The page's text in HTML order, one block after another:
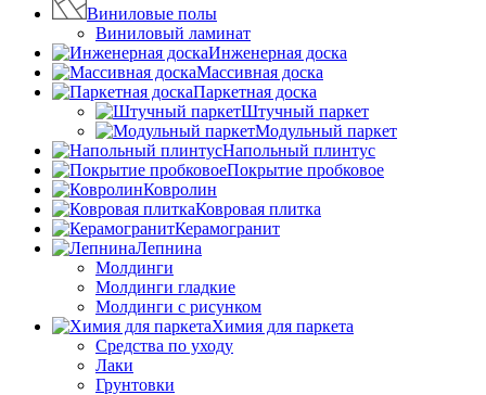
Виниловые полы
Виниловый ламинат
Инженерная доска
Массивная доска
Паркетная доска
Штучный паркет
Модульный паркет
Напольный плинтус
Покрытие пробковое
Ковролин
Ковровая плитка
Керамогранит
Лепнина
Молдинги
Молдинги гладкие
Молдинги с рисунком
Химия для паркета
Средства по уходу
Лаки
Грунтовки